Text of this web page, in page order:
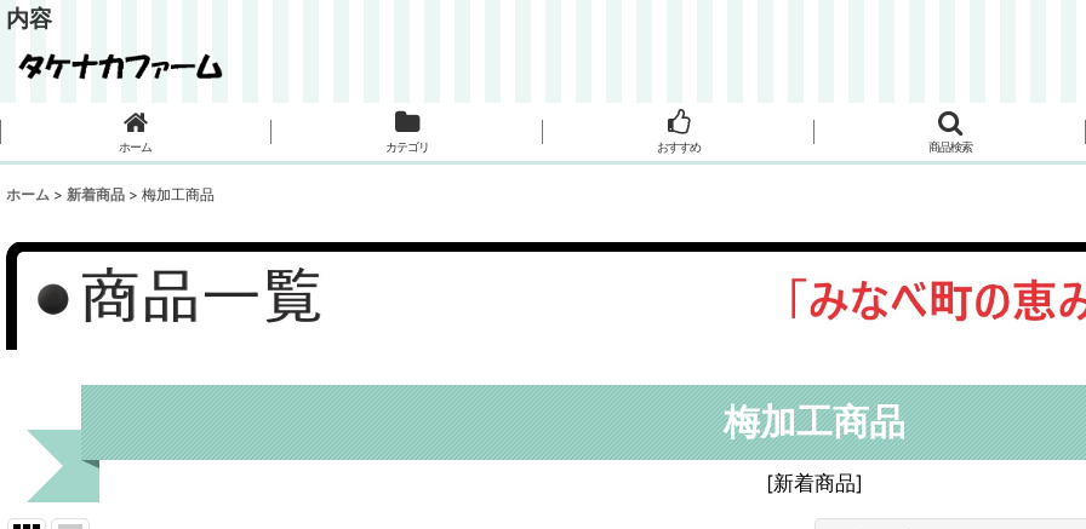
内容
ホーム カテゴリ おすすめ 商品検索
ホーム > 新着商品 > 梅加工商品
梅加工商品
[新着商品]